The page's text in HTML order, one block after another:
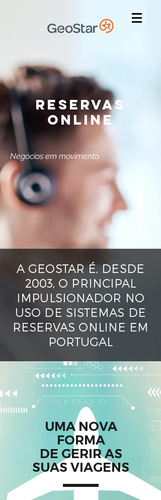
RESERVAS
ONLINE
Negócios em movimento.
A GEOSTAR É, DESDE
2003, O PRINCIPAL
IMPULSIONADOR NO
USO DE SISTEMAS DE
RESERVAS ONLINE EM
PORTUGAL
UMA NOVA
FORMA
DE GERIR AS
SUAS VIAGENS